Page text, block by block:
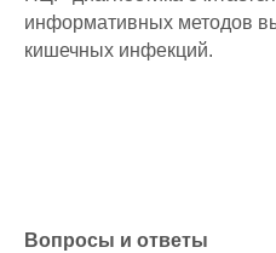
информативных методов
кишечных инфекций.
Вопросы и ответы